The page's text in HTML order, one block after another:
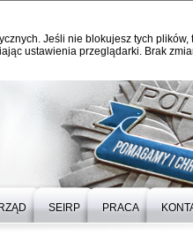
Jeśli nie blokujesz tych
ustawienia przeglądarki. Brak
SEIRP PRACA